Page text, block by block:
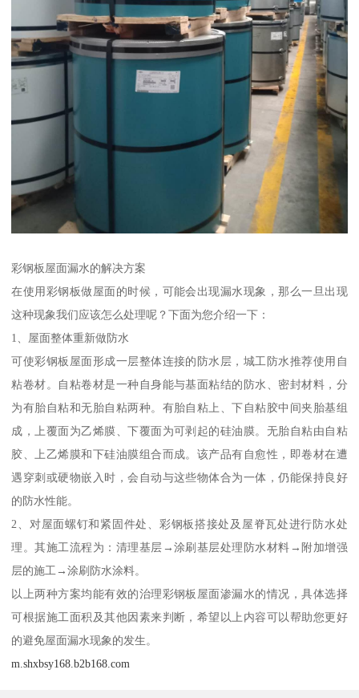
彩钢板屋面漏水的解决方案
在使用彩钢板做屋面的时候，可能会出现漏水现象，那么一旦出现
这种现象我们应该怎么处理呢？下面为您介绍一下：
1、屋面整体重新做防水
可使彩钢板屋面形成一层整体连接的防水层，城工防水推荐使用自
粘卷材。自粘卷材是一种自身能与基面粘结的防水、密封材料，分
为有胎自粘和无胎自粘两种。有胎自粘上、下自粘胶中间夹胎基组
成，上覆面为乙烯膜、下覆面为可剥起的硅油膜。无胎自粘由自粘
胶、上乙烯膜和下硅油膜组合而成。该产品有自愈性，即卷材在遭
遇穿刺或硬物嵌入时，会自动与这些物体合为一体，仍能保持良好
的防水性能。
2、对屋面螺钉和紧固件处、彩钢板搭接处及屋脊瓦处进行防水处
理。其施工流程为：清理基层→涂刷基层处理防水材料→附加增强
层的施工→涂刷防水涂料。
以上两种方案均能有效的治理彩钢板屋面渗漏水的情况，具体选择
可根据施工面积及其他因素来判断，希望以上内容可以帮助您更好
的避免屋面漏水现象的发生。
m.shxbsy168.b2b168.com